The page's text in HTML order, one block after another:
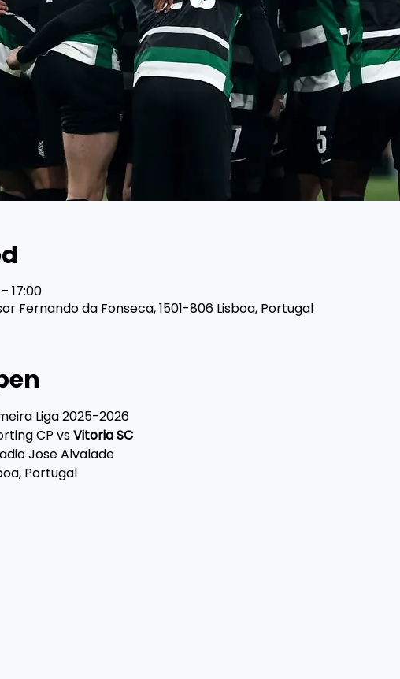
17:00
Fernando da Fonseca, 1501-806 Lisboa, Portugal
Liga 2025-2026
CP vs
Vitoria SC
Jose Alvalade
Portugal